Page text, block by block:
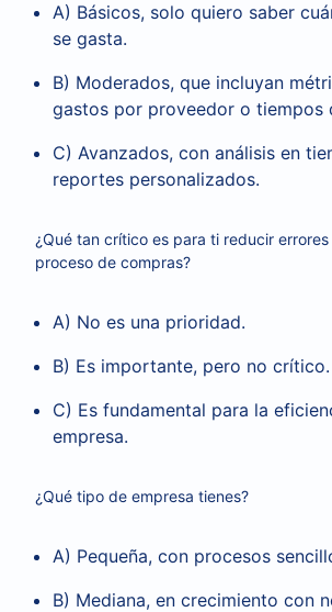
A) Básicos, solo quiero saber
se gasta.
B) Moderados, que incluyan
gastos por proveedor o tiempos
C) Avanzados, con análisis en
reportes personalizados.
¿Qué tan crítico es para ti reducir
proceso de compras?
A) No es una prioridad.
B) Es importante, pero no crítico.
C) Es fundamental para la
empresa.
¿Qué tipo de empresa tienes?
A) Pequeña, con procesos
B) Mediana, en crecimiento con